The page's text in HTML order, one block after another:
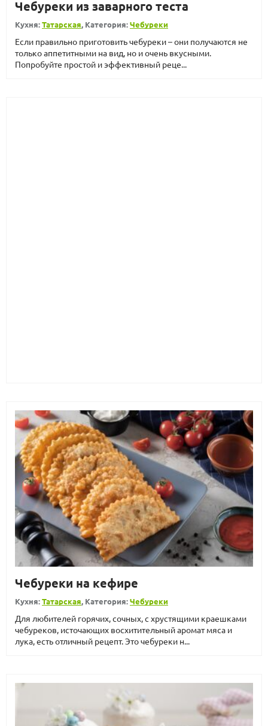
Чебуреки из заварного теста
Кухня:Татарская, Категория:Чебуреки
Если правильно приготовить чебуреки – они получаются не
только аппетитными на вид, но и очень вкусными.
Попробуйте простой и эффективный реце...
Чебуреки на кефире
Кухня:Татарская, Категория:Чебуреки
Для любителей горячих, сочных, с хрустящими краешками
чебуреков, источающих восхитительный аромат мяса и
лука, есть отличный рецепт. Это чебуреки н...